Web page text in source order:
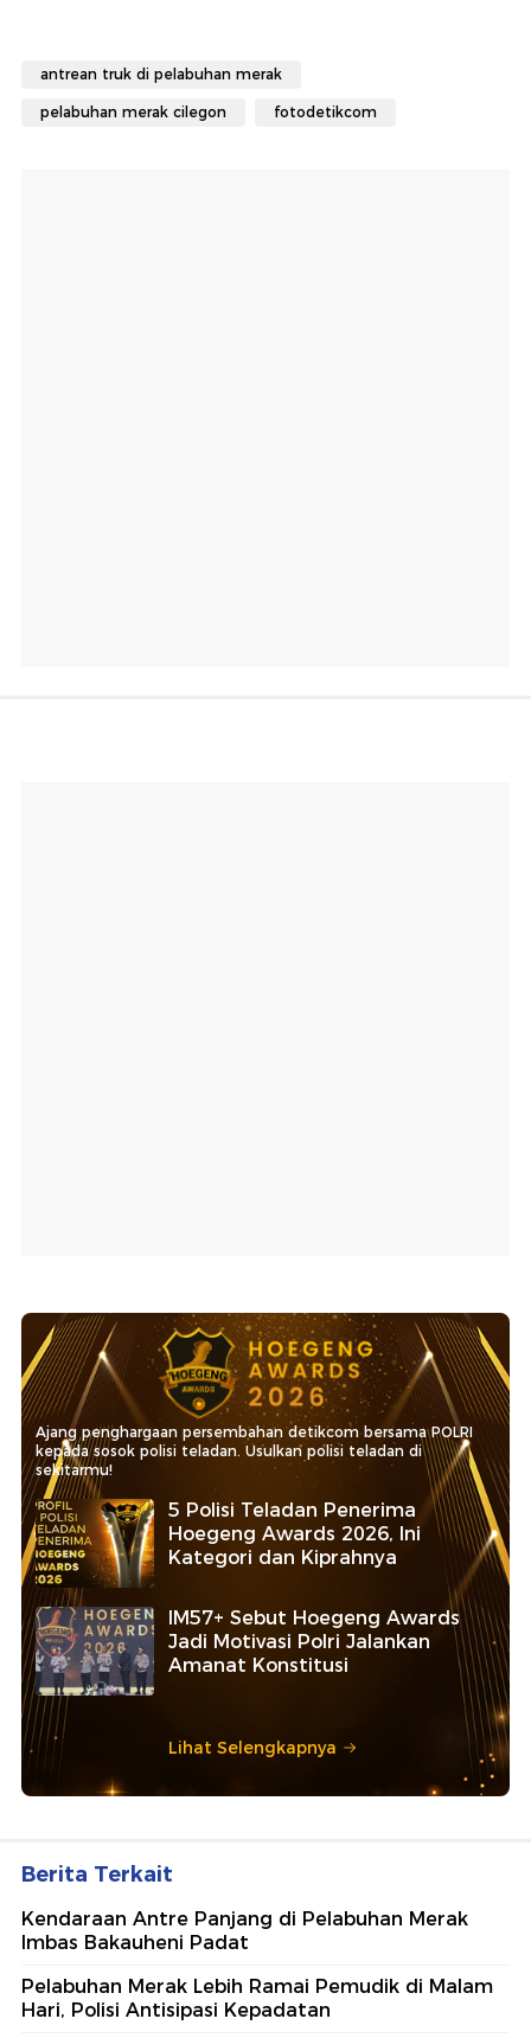
antrean truk di pelabuhan merak
pelabuhan merak cilegon fotodetikcom
Ajang penghargaan persembahan detikcom bersama POLRI
kepada sosok polisi teladan. Usulkan polisi teladan di
sekitarmu!
5 Polisi Teladan Penerima
Hoegeng Awards 2026, Ini
Kategori dan Kiprahnya
IM57+ Sebut Hoegeng Awards
Jadi Motivasi Polri Jalankan
Amanat Konstitusi
Lihat Selengkapnya
Berita Terkait
Kendaraan Antre Panjang di Pelabuhan Merak
Imbas Bakauheni Padat
Pelabuhan Merak Lebih Ramai Pemudik di Malam
Hari, Polisi Antisipasi Kepadatan